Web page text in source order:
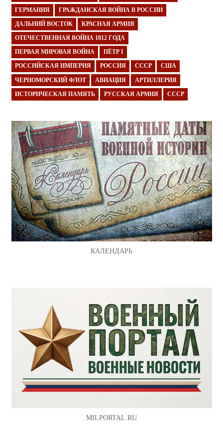
ГЕРМАНИЯ ГРАЖДАНСКАЯ ВОЙНА В РОССИИ
ДАЛЬНИЙ ВОСТОК КРАСНАЯ АРМИЯ
ОТЕЧЕСТВЕННАЯ ВОЙНА 1812 ГОДА
ПЕРВАЯ МИРОВАЯ ВОЙНА ПЁТР I
РОССИЙСКАЯ ИМПЕРИЯ РОССИЯ СССР США
ЧЕРНОМОРСКИЙ ФЛОТ АВИАЦИЯ АРТИЛЛЕРИЯ
ИСТОРИЧЕСКАЯ ПАМЯТЬ РУССКАЯ АРМИЯ СССР
КАЛЕНДАРЬ
MILPORTAL.RU